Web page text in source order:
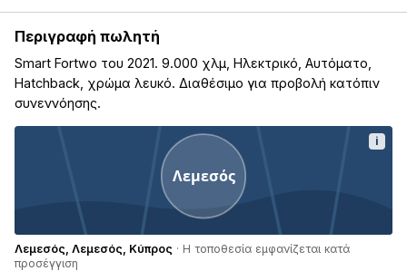
Περιγραφή πωλητή
Smart Fortwo του 2021. 9.000 χλμ, Ηλεκτρικό, Αυτόματο,
Hatchback, χρώμα λευκό. Διαθέσιμο για προβολή κατόπιν
συνεννόησης.
Λεμεσός
i
Λεμεσός, Λεμεσός, Κύπρος · Η τοποθεσία εμφανίζεται κατά
προσέγγιση